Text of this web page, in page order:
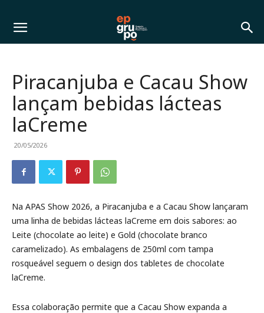
Piracanjuba e Cacau Show
lançam bebidas lácteas
laCreme
20/05/2026
Na APAS Show 2026, a Piracanjuba e a Cacau Show lançaram
uma linha de bebidas lácteas laCreme em dois sabores: ao
Leite (chocolate ao leite) e Gold (chocolate branco
caramelizado). As embalagens de 250ml com tampa
rosqueável seguem o design dos tabletes de chocolate
laCreme.
Essa colaboração permite que a Cacau Show expanda a